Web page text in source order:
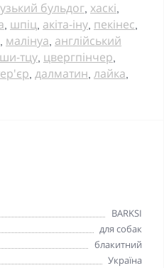
бульдог хаскі
шпіц акіта-іну пекінес
малінуа англійський
ши-тцу цвергпінчер
далматин лайка
BARKSI
для собак
блакитний
Україна